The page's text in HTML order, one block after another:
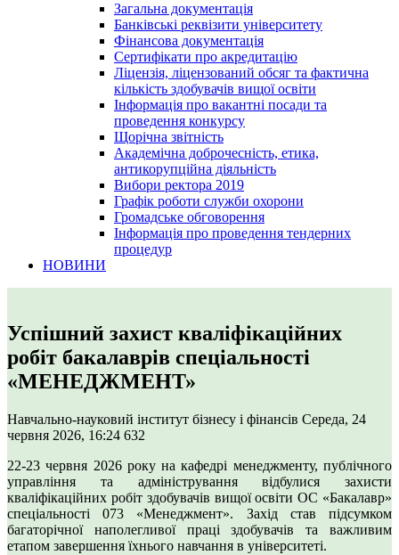
Загальна документація
Банківські реквізити університету
Фінансова документація
Сертифікати про акредитацію
Ліцензія, ліцензований обсяг та фактична
кількість здобувачів вищої освіти
Інформація про вакантні посади та
проведення конкурсу
Щорічна звітність
Академічна доброчесність, етика,
антикорупційна діяльність
Вибори ректора 2019
Графік роботи служби охорони
Громадське обговорення
Інформація про проведення тендерних
процедур
НОВИНИ
Успішний захист кваліфікаційних
робіт бакалаврів спеціальності
«МЕНЕДЖМЕНТ»
Навчально-науковий інститут бізнесу і фінансів Середа, 24
червня 2026, 16:24 632
22-23 червня 2026 року на кафедрі менеджменту, публічного
управління та адміністрування відбулися захисти
кваліфікаційних робіт здобувачів вищої освіти ОС «Бакалавр»
спеціальності 073 «Менеджмент». Захід став підсумком
багаторічної наполегливої праці здобувачів та важливим
етапом завершення їхнього навчання в університеті.